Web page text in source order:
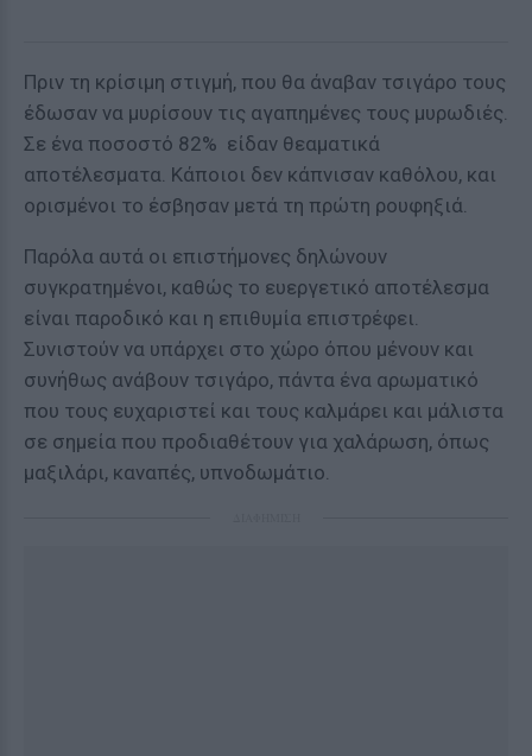
Πριν τη κρίσιμη στιγμή, που θα άναβαν τσιγάρο τους
έδωσαν να μυρίσουν τις αγαπημένες τους μυρωδιές.
Σε ένα ποσοστό 82% είδαν θεαματικά
αποτέλεσματα. Κάποιοι δεν κάπνισαν καθόλου, και
ορισμένοι το έσβησαν μετά τη πρώτη ρουφηξιά.
Παρόλα αυτά οι επιστήμονες δηλώνουν
συγκρατημένοι, καθώς το ευεργετικό αποτέλεσμα
είναι παροδικό και η επιθυμία επιστρέφει.
Συνιστούν να υπάρχει στο χώρο όπου μένουν και
συνήθως ανάβουν τσιγάρο, πάντα ένα αρωματικό
που τους ευχαριστεί και τους καλμάρει και μάλιστα
σε σημεία που προδιαθέτουν για χαλάρωση, όπως
μαξιλάρι, καναπές, υπνοδωμάτιο.